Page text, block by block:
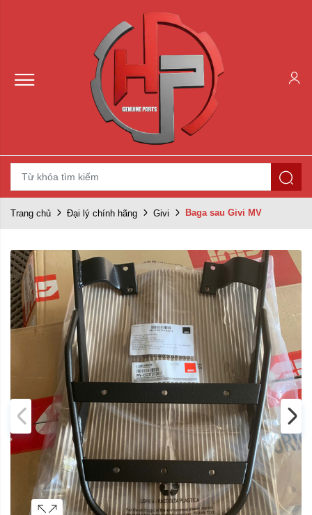
Trang chủ Đại lý chính hãng Givi Baga sau Givi MV